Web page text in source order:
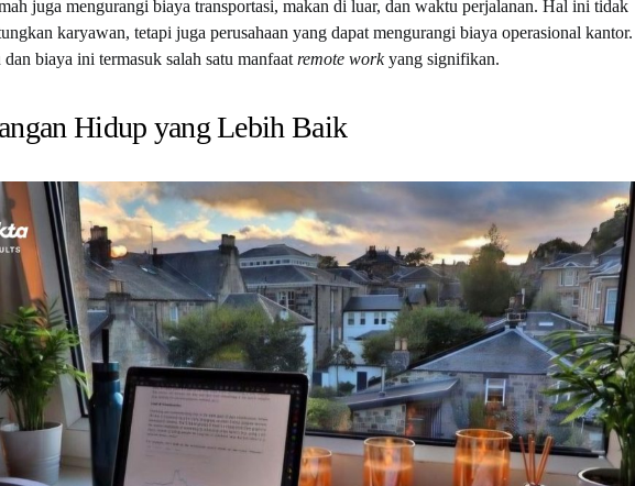
juga mengurangi biaya transportasi, makan di luar, dan waktu perjalanan. Hal ini tidak
karyawan, tetapi juga perusahaan yang dapat mengurangi biaya operasional kantor.
biaya ini termasuk salah satu manfaat remote workyang signifikan.
Hidup yang Lebih Baik